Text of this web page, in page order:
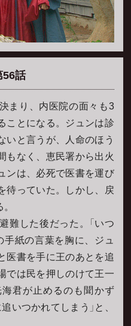
56話
まり、内医院の面々も3
ことになる。ジュンは診
いと言うが、人命のほう
もなく、恵民署から出火
ンは、必死で医書を運び
待っていた。しかし、戻
難した後だった。「いつ
手紙の言葉を胸に、ジュ
医書を手に王のあとを追
では民を押しのけて王一
君が止めるのも聞かず
いつかれてしまう」と、